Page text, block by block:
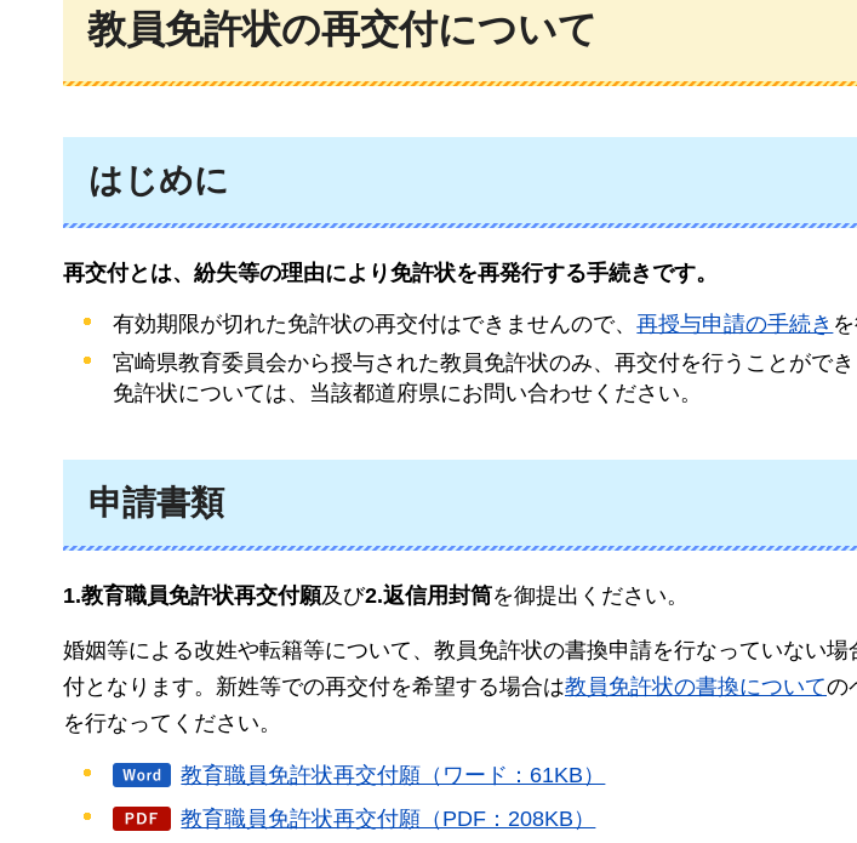
教員免許状の再交付について
はじめに
再交付とは、紛失等の理由により免許状を再発行する手続きです。
有効期限が切れた免許状の再交付はできませんので、再授与申請の手続き
宮崎県教育委員会から授与された教員免許状のみ、再交付を行うことがで
免許状については、当該都道府県にお問い合わせください。
申請書類
1.教育職員免許状再交付願及び2.返信用封筒を御提出ください。
婚姻等による改姓や転籍等について、教員免許状の書換申請を行なっていない
付となります。新姓等での再交付を希望する場合は教員免許状の書換についての
を行なってください。
教育職員免許状再交付願（ワード：61KB）
教育職員免許状再交付願（PDF：208KB）